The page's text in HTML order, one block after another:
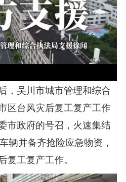
吴川市城市管理和综合
区台风灾后复工复产工作
市政府的号召，火速集结
辆并备齐抢险应急物资，
工复产工作。